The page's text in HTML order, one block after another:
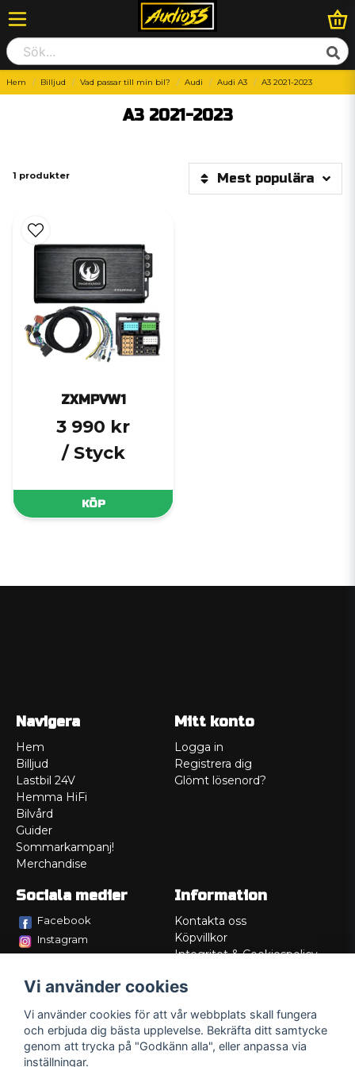
Hem Billjud Vad passar till min bil? Audi Audi A3 A3 2021-2023
A3 2021-2023
1 produkter Mest populära
ZXMPVW1
3 990 kr
/ Styck
KÖP
Navigera
Hem
Billjud
Lastbil 24V
Hemma HiFi
Bilvård
Guider
Sommarkampanj!
Merchandise
Mitt konto
Logga in
Registrera dig
Glömt lösenord?
Sociala medier
Facebook
Instagram
Information
Kontakta oss
Köpvillkor
Integritet & Cookiespolicy
Service/Garanti
Lådritning
Om oss
Vi använder cookies
Vi använder cookies för att vår webbplats skall fungera
och erbjuda dig bästa upplevelse. Bekräfta ditt samtycke
genom att trycka på "Godkänn alla", eller anpassa via
inställningar.